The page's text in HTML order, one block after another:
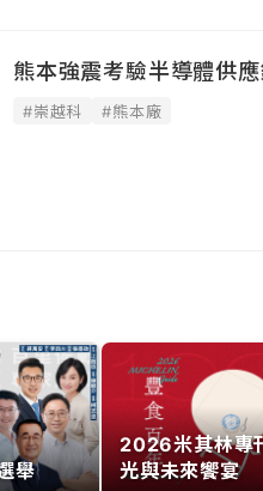
熊本強震考驗半導體供
#崇越科 #熊本廠
舉
2026米其林專
光與未來饗宴